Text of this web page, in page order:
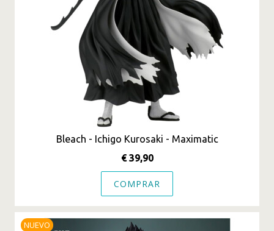
Bleach - Ichigo Kurosaki - Maximatic
€ 39,90
COMPRAR
NUEVO